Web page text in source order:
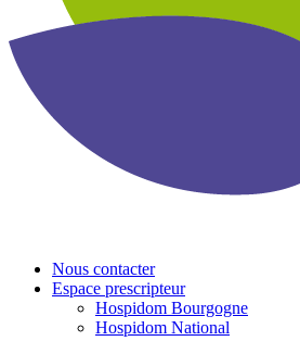
Nous contacter
Espace prescripteur
Hospidom Bourgogne
Hospidom National